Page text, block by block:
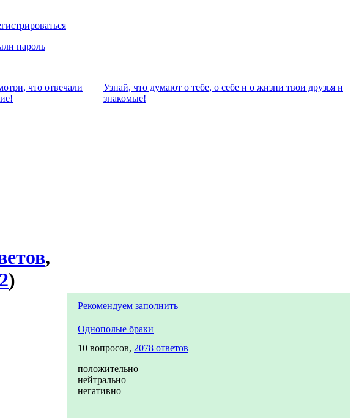
пароль
что отвeчали
Узнай, что думают о тебе, о себе и о жизни твои друзья и
знакомые!
,
)
Рекомендуем заполнить
Однополые браки
10 вопросов, 2078 ответов
положительно
нейтрально
негативно